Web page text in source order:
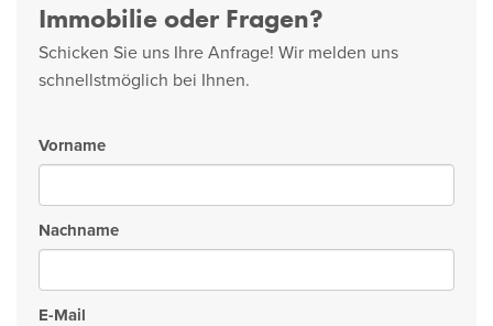
Immobilie oder Fragen?
Schicken Sie uns Ihre Anfrage! Wir melden uns
schnellstmöglich bei Ihnen.
Vorname
Nachname
E-Mail